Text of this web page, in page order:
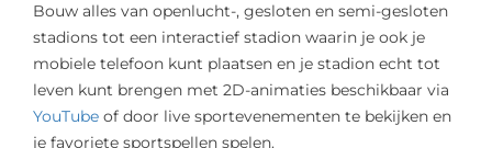
Bouw alles van openlucht-, gesloten en semi-gesloten
stadions tot een interactief stadion waarin je ook je
mobiele telefoon kunt plaatsen en je stadion echt tot
leven kunt brengen met 2D-animaties beschikbaar via
YouTube of door live sportevenementen te bekijken en
je favoriete sportspellen spelen.